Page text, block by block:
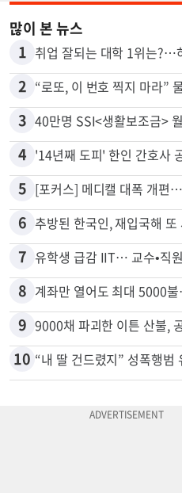
많이 본 뉴스
1 취업 잘되는 대학 1위는?…
2 “로또, 이 번호 찍지 마라”
3 40만명 SSI<생활보조금>
4 '14년째 도피' 한인 간호사
5 [포커스] 메디캘 대폭 개편…
6 추방된 한국인, 재입국해 또
7 유학생 급감 IIT… 교수•직
8 계좌만 열어도 최대 5000
9 9000채 파괴한 이튼 산불,